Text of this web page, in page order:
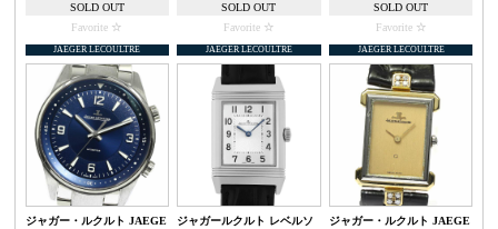
SOLD OUT
Favorite
SOLD OUT
Favorite
SOLD OUT
Favorite
JAEGER LECOULTRE
ジャガー・ルクルト JAEGE
JAEGER LECOULTRE
ジャガールクルト レベルソ
JAEGER LECOULTRE
ジャガー・ルクルト JAEGE